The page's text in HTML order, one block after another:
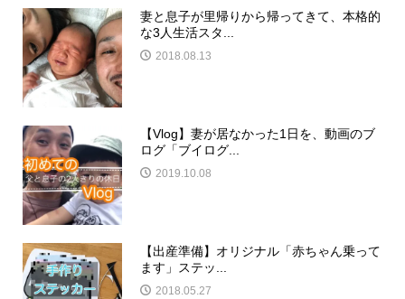
妻と息子が里帰りから帰ってきて、本格的
な3人生活スタ...
2018.08.13
【Vlog】妻が居なかった1日を、動画のブ
ログ「ブイログ...
2019.10.08
【出産準備】オリジナル「赤ちゃん乗って
ます」ステッ...
2018.05.27